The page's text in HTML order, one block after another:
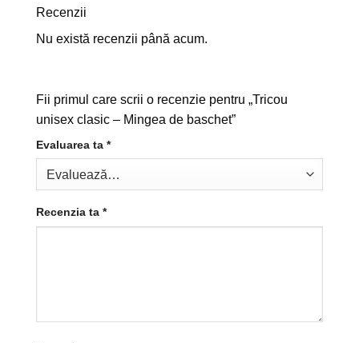
Recenzii
Nu există recenzii până acum.
Fii primul care scrii o recenzie pentru „Tricou
unisex clasic – Mingea de baschet”
Evaluarea ta *
Recenzia ta *